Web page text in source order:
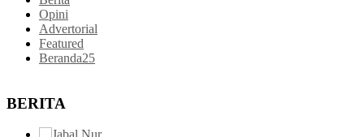
Opini
Advertorial
Featured
Beranda25
BERITA